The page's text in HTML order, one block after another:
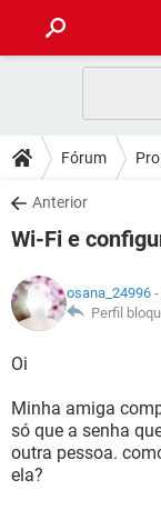
CELULAR
OUTLOOK
INSTAGRAM
GUIA DE COMPRAS
DICAS
JOGOS
INSTAGRAM
GUIA DE COMPRAS
DOWNLOADS
JOGOS
CELULAR
OUTLOOK
INSTAGRAM
JOGOS
CELULAR
OUTLOOK
INSTAGRAM
GUIA DE COMPRAS
GLOSSÁRIO
JOGOS
OUTLOOK
INSTAGRAM
Fórum
Anterior
Wi-Fi e
osana_24996
Perfil
Oi
Minha amiga
só que a senha
outra pessoa.
ela?